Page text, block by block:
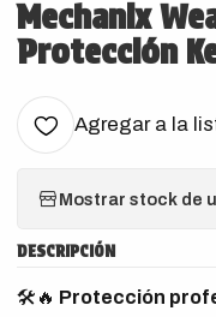
Mechanix
Protección
Agregar a la
Mostrar stock de
DESCRIPCIÓN
🛠️🔥 Protección